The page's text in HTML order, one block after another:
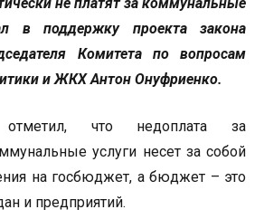
не платят за коммунальные
в поддержку проекта закона
Комитета по вопросам
и ЖКХ Антон Онуфриенко.
отметил, что недоплата за
услуги несет за собой
на госбюджет, а бюджет – это
и предприятий.